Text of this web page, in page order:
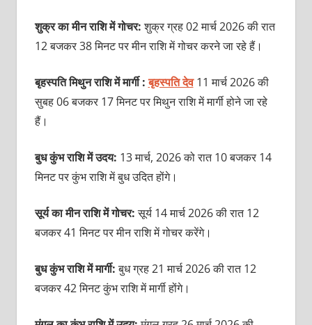
शुक्र का मीन राशि में गोचर:शुक्र ग्रह 02 मार्च 2026 की रात
12 बजकर 38 मिनट पर मीन राशि में गोचर करने जा रहे हैं।
बृहस्पति मिथुन राशि में मार्गी :बृहस्पति देव11 मार्च 2026 की
सुबह 06 बजकर 17 मिनट पर मिथुन राशि में मार्गी होने जा रहे
हैं।
बुध कुंभ राशि में उदय: 13 मार्च, 2026 को रात 10 बजकर 14
मिनट पर कुंभ राशि में बुध उदित होंगे।
सूर्य का मीन राशि में गोचर:सूर्य 14 मार्च 2026 की रात 12
बजकर 41 मिनट पर मीन राशि में गोचर करेंगे।
बुध कुंभ राशि में मार्गी:बुध ग्रह 21 मार्च 2026 की रात 12
बजकर 42 मिनट कुंभ राशि में मार्गी होंगे।